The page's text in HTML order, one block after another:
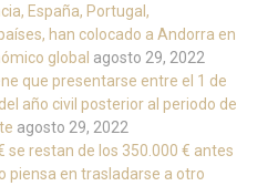
España, Portugal,
han colocado a Andorra en
global agosto 29, 2022
que presentarse entre el 1 de
año civil posterior al periodo de
agosto 29, 2022
se restan de los 350.000 € antes
piensa en trasladarse a otro